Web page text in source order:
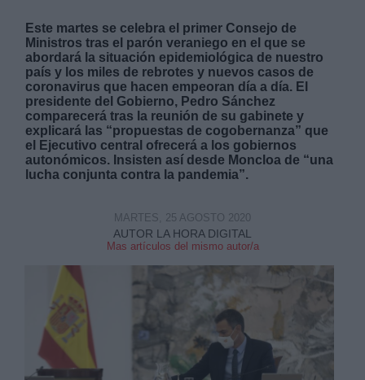
Este martes se celebra el primer Consejo de
Ministros tras el parón veraniego en el que se
abordará la situación epidemiológica de nuestro
país y los miles de rebrotes y nuevos casos de
coronavirus que hacen empeoran día a día. El
presidente del Gobierno, Pedro Sánchez
comparecerá tras la reunión de su gabinete y
explicará las “propuestas de cogobernanza” que
el Ejecutivo central ofrecerá a los gobiernos
autonómicos. Insisten así desde Moncloa de “una
lucha conjunta contra la pandemia”.
AUTOR LA HORA DIGITAL
Mas artículos del mismo autor/a
MARTES, 25 AGOSTO 2020
Derechos:
link